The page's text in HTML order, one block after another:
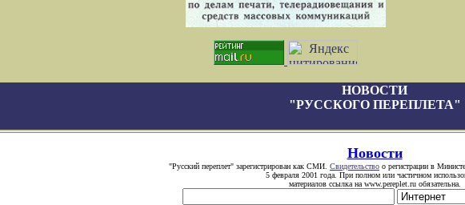
НОВОСТИ
"РУССКОГО ПЕРЕПЛЕТА"
Новости
"Русский переплет" зарегистрирован как СМИ. Свидетельство о регистрации в
5 февраля 2001 года. При полном или частичном
материалов ссылка на www.pereplet.ru обязательна.